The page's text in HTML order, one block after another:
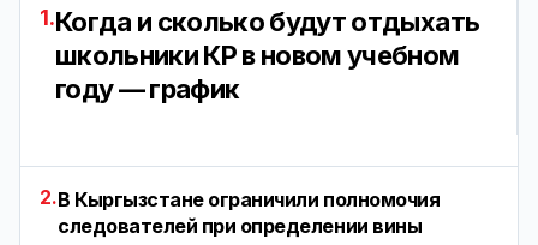
1.Когда и сколько будут отдыхать
школьники КР в новом учебном
году — график
2.В Кыргызстане ограничили полномочия
следователей при определении вины